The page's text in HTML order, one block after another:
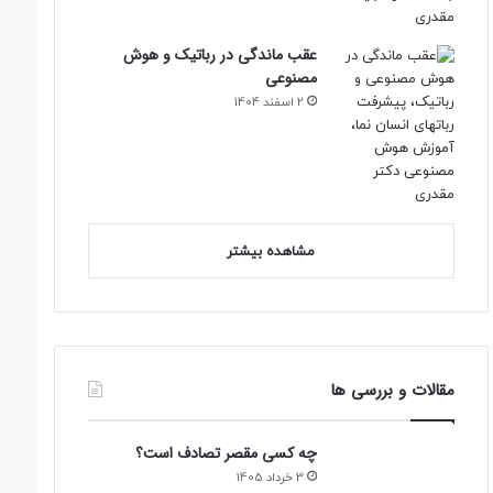
عقب ماندگی در رباتیک و هوش
مصنوعی
2 اسفند 1404
مشاهده بیشتر
مقالات و بررسی ها
چه کسی مقصر تصادف است؟
3 خرداد 1405